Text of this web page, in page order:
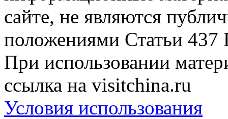
сайте, не являются
положениями Статьи 437
При использовании
ссылка на visitchina.ru
Условия использования